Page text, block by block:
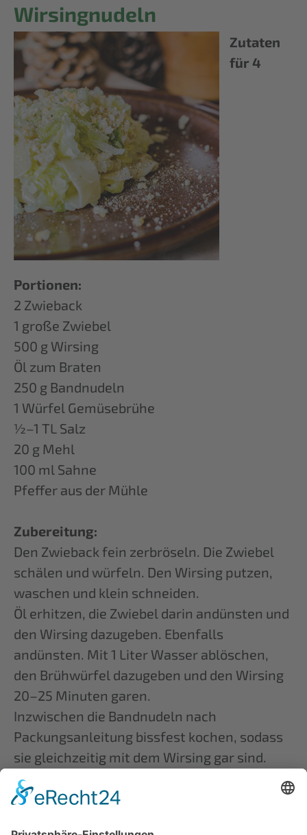
Wirsingnudeln
Zutaten
für 4
Portionen:
2 Zwieback
1 große Zwiebel
500 g Wirsing
Öl zum Braten
250 g Bandnudeln
1 Würfel Gemüsebrühe
½–1 TL Salz
20 g Mehl
100 ml Sahne
Pfeffer aus der Mühle
Zubereitung:
Den Zwieback fein zerbröseln. Die Zwiebel
schälen und würfeln. Den Wirsing putzen,
waschen und klein schneiden.
Öl erhitzen, die Zwiebel darin andünsten und
den Wirsing dazugeben. Ebenfalls
andünsten. Mit 1 Liter Wasser ablöschen,
den Brühwürfel dazugeben und den Wirsing
20–25 Minuten garen.
Inzwischen die Bandnudeln nach
Packungsanleitung bissfest kochen, sodass
sie gleichzeitig mit dem Wirsing gar sind.
Die Nudeln und den Wirsing abgießen, dabei
die Garflüssigkeit vom Wirsing auffangen.